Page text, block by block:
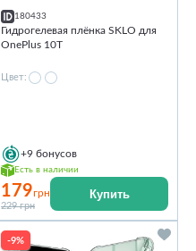
180433
Гидрогелевая плёнка SKLO для
OnePlus 10T
Цвет:
+9 бонусов
Есть в наличии
179грн
229 грн
Купить
-9%